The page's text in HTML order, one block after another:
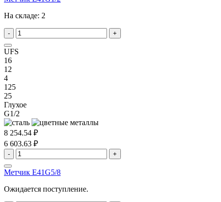
На складе: 2
- +
UFS
16
12
4
125
25
Глухое
G1/2
8 254.54 ₽
6 603.63 ₽
- +
Метчик E41G5/8
Ожидается поступление.